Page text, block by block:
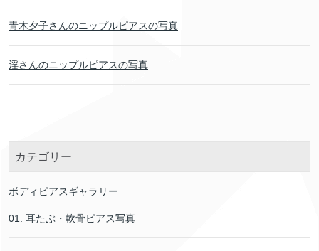
青木夕子さんのニップルピアスの写真
淫さんのニップルピアスの写真
カテゴリー
ボディピアスギャラリー
01. 耳たぶ・軟骨ピアス写真